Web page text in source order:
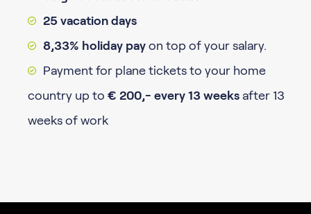
25 vacation days
8,33% holiday pay on top of your salary.
Payment for plane tickets to your home
country up to € 200,- every 13 weeks after 13
weeks of work